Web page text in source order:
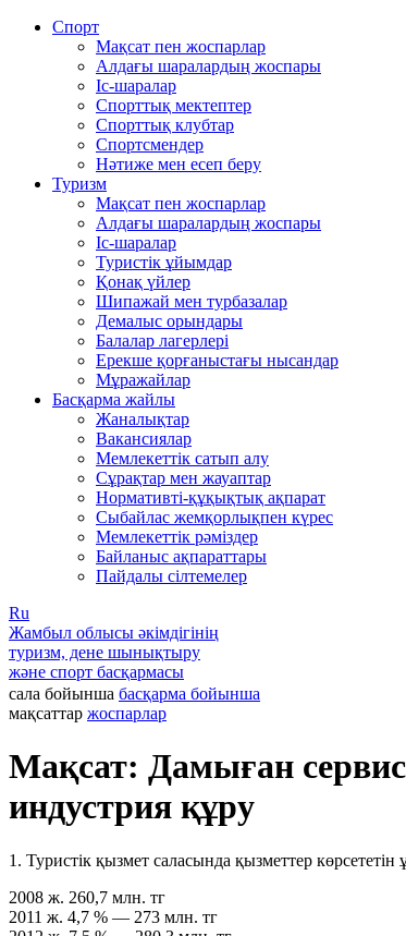
Спорт
Мақсат пен жоспарлар
Алдағы шаралардың жоспары
Іс-шаралар
Спорттық мектептер
Спорттық клубтар
Спортсмендер
Нәтиже мен есеп беру
Туризм
Мақсат пен жоспарлар
Алдағы шаралардың жоспары
Іс-шаралар
Туристік ұйымдар
Қонақ үйлер
Шипажай мен турбазалар
Демалыс орындары
Балалар лагерлері
Ерекше қорғаныстағы нысандар
Мұражайлар
Басқарма жайлы
Жаналықтар
Вакансиялар
Мемлекеттiк сатып алу
Сұрақтар мен жауаптар
Нормативті-құқықтық ақпарат
Сыбайлас жемқорлықпен күрес
Мемлекеттік рәміздер
Байланыс ақпараттары
Пайдалы сілтемелер
Ru
Жамбыл облысы әкімдігінің
туризм, дене шынықтыру
және спорт басқармасы
сала бойынша басқарма бойынша
мақсаттар жоспарлар
Мақсат: Дамыған сервис
индустрия құру
1. Туристік қызмет саласында қызметтер
2008 ж. 260,7 млн. тг
2011 ж. 4,7 % — 273 млн. тг